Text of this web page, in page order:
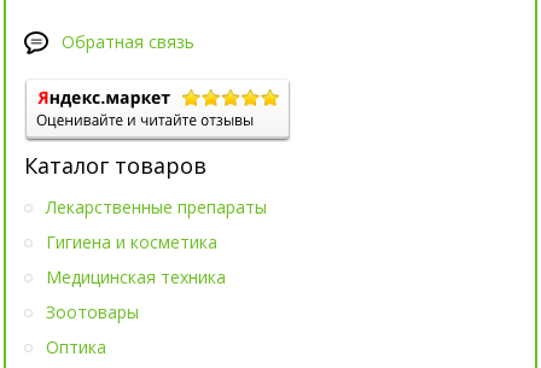
Обратная связь
Каталог товаров
Лекарственные препараты
Гигиена и косметика
Медицинская техника
Зоотовары
Оптика